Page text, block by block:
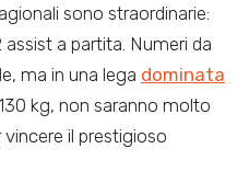
sono straordinarie:
assist a partita. Numeri da
ma in una lega dominata
kg, non saranno molto
il prestigioso